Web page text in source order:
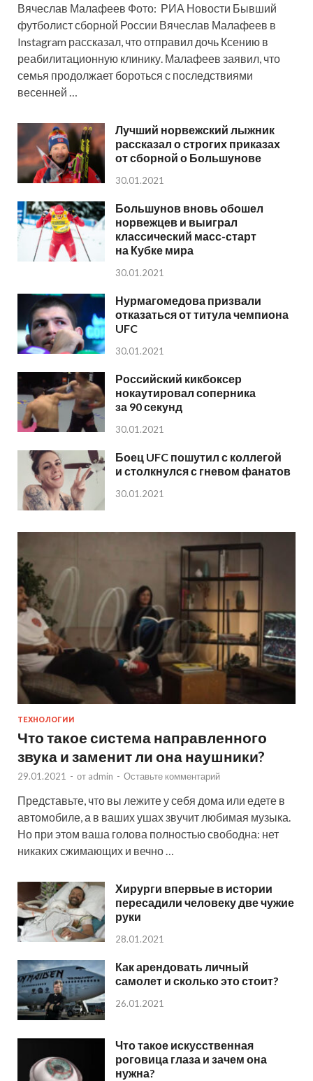
Вячеслав Малафеев Фото: РИА Новости Бывший
футболист сборной России Вячеслав Малафеев в
Instagram рассказал, что отправил дочь Ксению в
реабилитационную клинику. Малафеев заявил, что
семья продолжает бороться с последствиями
весенней …
Лучший норвежский лыжник
рассказал о строгих приказах
от сборной о Большунове
30.01.2021
Большунов вновь обошел
норвежцев и выиграл
классический масс-старт
на Кубке мира
30.01.2021
Нурмагомедова призвали
отказаться от титула чемпиона
UFC
30.01.2021
Российский кикбоксер
нокаутировал соперника
за 90 секунд
30.01.2021
Боец UFC пошутил с коллегой
и столкнулся с гневом фанатов
30.01.2021
ТЕХНОЛОГИИ
Что такое система направленного
звука и заменит ли она наушники?
29.01.2021 - от admin - Оставьте комментарий
Представьте, что вы лежите у себя дома или едете в
автомобиле, а в ваших ушах звучит любимая музыка.
Но при этом ваша голова полностью свободна: нет
никаких сжимающих и вечно …
Хирурги впервые в истории
пересадили человеку две чужие
руки
28.01.2021
Как арендовать личный
самолет и сколько это стоит?
26.01.2021
Что такое искусственная
роговица глаза и зачем она
нужна?